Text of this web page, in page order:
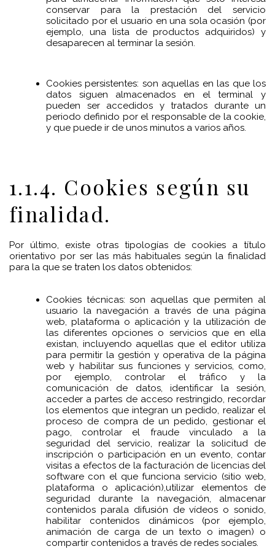
conservar para la prestación del servicio
solicitado por el usuario en una sola ocasión (por
ejemplo, una lista de productos adquiridos) y
desaparecen al terminar la sesión.
Cookies persistentes: son aquellas en las que los
datos siguen almacenados en el terminal y
pueden ser accedidos y tratados durante un
periodo definido por el responsable de la cookie,
y que puede ir de unos minutos a varios años.
1.1.4. Cookies según su
finalidad.
Por último, existe otras tipologías de cookies a título
orientativo por ser las más habituales según la finalidad
para la que se traten los datos obtenidos:
Cookies técnicas: son aquellas que permiten al
usuario la navegación a través de una página
web, plataforma o aplicación y la utilización de
las diferentes opciones o servicios que en ella
existan, incluyendo aquellas que el editor utiliza
para permitir la gestión y operativa de la página
web y habilitar sus funciones y servicios, como,
por ejemplo, controlar el tráfico y la
comunicación de datos, identificar la sesión,
acceder a partes de acceso restringido, recordar
los elementos que integran un pedido, realizar el
proceso de compra de un pedido, gestionar el
pago, controlar el fraude vinculado a la
seguridad del servicio, realizar la solicitud de
inscripción o participación en un evento, contar
visitas a efectos de la facturación de licencias del
software con el que funciona servicio (sitio web,
plataforma o aplicación),utilizar elementos de
seguridad durante la navegación, almacenar
contenidos parala difusión de vídeos o sonido,
habilitar contenidos dinámicos (por ejemplo,
animación de carga de un texto o imagen) o
compartir contenidos a través de redes sociales.